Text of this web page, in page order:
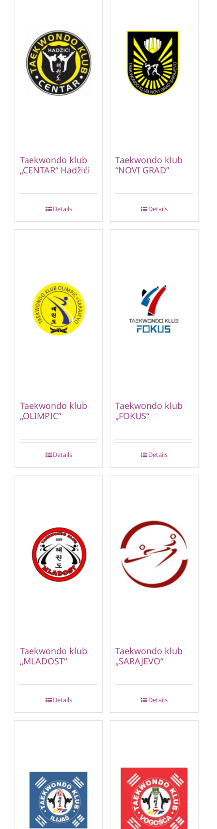
Taekwondo klub
„CENTAR“ Hadžići
Details
Taekwondo klub
“NOVI GRAD”
Details
Taekwondo klub
„OLIMPIC“
Details
Taekwondo klub
„FOKUS“
Details
Taekwondo klub
„MLADOST“
Details
Taekwondo klub
„SARAJEVO“
Details